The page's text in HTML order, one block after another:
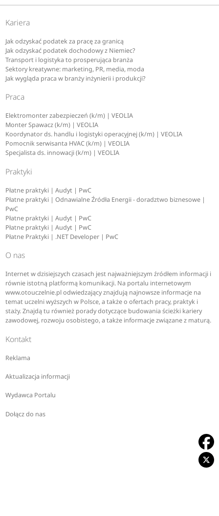
Kariera
Jak odzyskać podatek za pracę za granicą
Jak odzyskać podatek dochodowy z Niemiec?
Transport i logistyka to prosperująca branża
Sektory kreatywne: marketing, PR, media, moda
Jak wygląda praca w branży inżynierii i produkcji?
Praca
Elektromonter zabezpieczeń (k/m) | VEOLIA
Monter Spawacz (k/m) | VEOLIA
Koordynator ds. handlu i logistyki operacyjnej (k/m) | VEOLIA
Pomocnik serwisanta HVAC (k/m) | VEOLIA
Specjalista ds. innowacji (k/m) | VEOLIA
Praktyki
Płatne praktyki | Audyt | PwC
Płatne praktyki | Odnawialne Źródła Energii - doradztwo biznesowe |
PwC
Płatne praktyki | Audyt | PwC
Płatne praktyki | Audyt | PwC
Płatne Praktyki | .NET Developer | PwC
O nas
Internet w dzisiejszych czasach jest najważniejszym źródłem informacji i
równie istotną platformą komunikacji. Na portalu internetowym
www.otouczelnie.pl odwiedzający znajdują najnowsze informacje na
temat uczelni wyższych w Polsce, a także o ofertach pracy, praktyk i
staży. Znajdą tu również porady dotyczące budowania ścieżki kariery
zawodowej, rozwoju osobistego, a także informacje związane z maturą.
Kontakt
Reklama
Aktualizacja informacji
Wydawca Portalu
Dołącz do nas